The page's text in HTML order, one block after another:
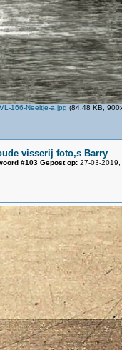
166-Neeltje-a.jpg (84.48 KB,
visserij foto,s Barry
#103 Gepost op: 27-03-